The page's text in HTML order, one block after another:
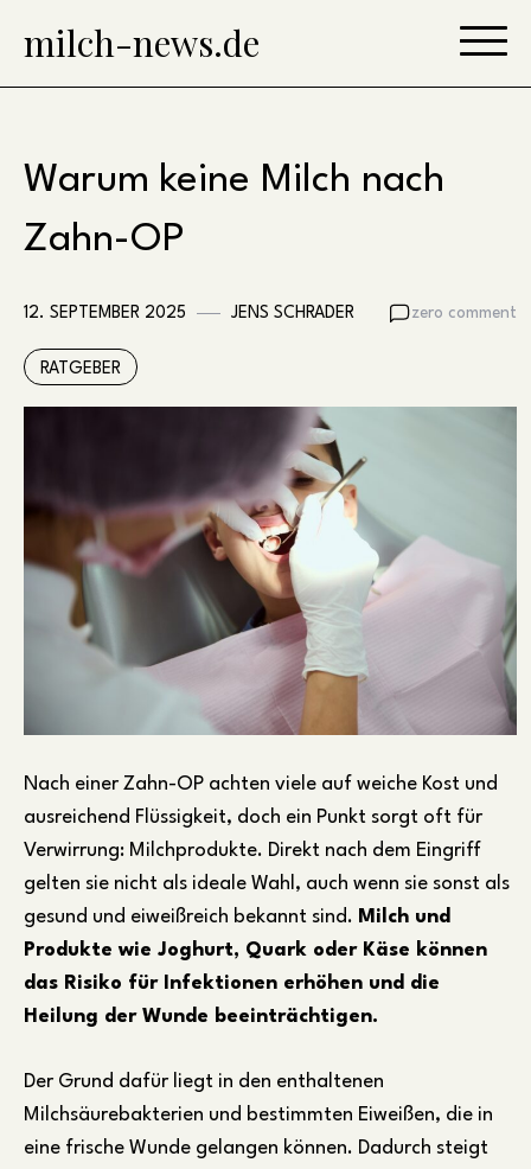
milch-news.de
Warum keine Milch nach
Zahn-OP
12. SEPTEMBER 2025 JENS SCHRADER zero comment
RATGEBER
Nach einer Zahn-OP achten viele auf weiche Kost und
ausreichend Flüssigkeit, doch ein Punkt sorgt oft für
Verwirrung: Milchprodukte. Direkt nach dem Eingriff
gelten sie nicht als ideale Wahl, auch wenn sie sonst als
gesund und eiweißreich bekannt sind. Milch und
Produkte wie Joghurt, Quark oder Käse können
das Risiko für Infektionen erhöhen und die
Heilung der Wunde beeinträchtigen.
Der Grund dafür liegt in den enthaltenen
Milchsäurebakterien und bestimmten Eiweißen, die in
eine frische Wunde gelangen können. Dadurch steigt